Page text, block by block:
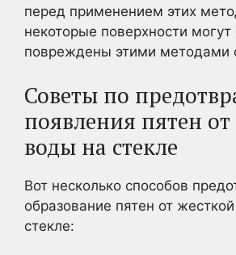
перед применением этих
некоторые поверхности могут
повреждены этими методами
Советы по
появления пятен
воды на стекле
Вот несколько способов
образование пятен от
стекле: